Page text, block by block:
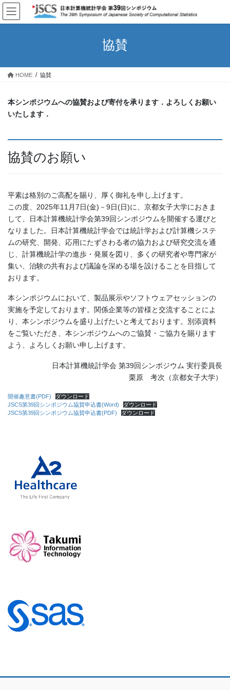
コ
ン
テ
ス
ナ
ビ
ゲ
ン
協賛
HOME 協賛
本シンポジウムへの協賛および寄付を承ります．よろしくお願い
いたします．
協賛のお願い
平素は格別のご高配を賜り、厚く御礼を申し上げます。
この度、2025年11月7日(金)－9日(日)に、京都女子大学におきま
して、日本計算機統計学会第39回シンポジウムを開催する運びと
なりました。日本計算機統計学会では統計学および計算機システ
ムの研究、開発、応用にたずさわる者の協力および研究交流を通
じ、計算機統計学の進歩・発展を図り、多くの研究者や専門家が
集い、治験の共有および議論を深める場を設けることを目指して
おります。
本シンポジウムにおいて、製品展示やソフトウェアセッションの
実施を予定しております。関係企業等の皆様と交流することによ
り、本シンポジウムを盛り上げたいと考えております。別添資料
をご覧いただき、本シンポジウムへのご協賛・ご協力を賜ります
よう、よろしくお願い申し上げます。
日本計算機統計学会 第39回シンポジウム 実行委員長
栗原 考次（京都女子大学）
開催趣意書(PDF)
ダウンロード
JSCS第39回シンポジウム協賛申込書(Word)
ダウンロード
JSCS第39回シンポジウム協賛申込書(PDF)
ダウンロード